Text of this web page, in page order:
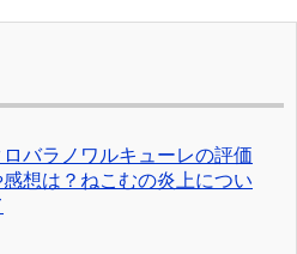
ロバラノワルキューレの評価
感想は？ねこむの炎上につい